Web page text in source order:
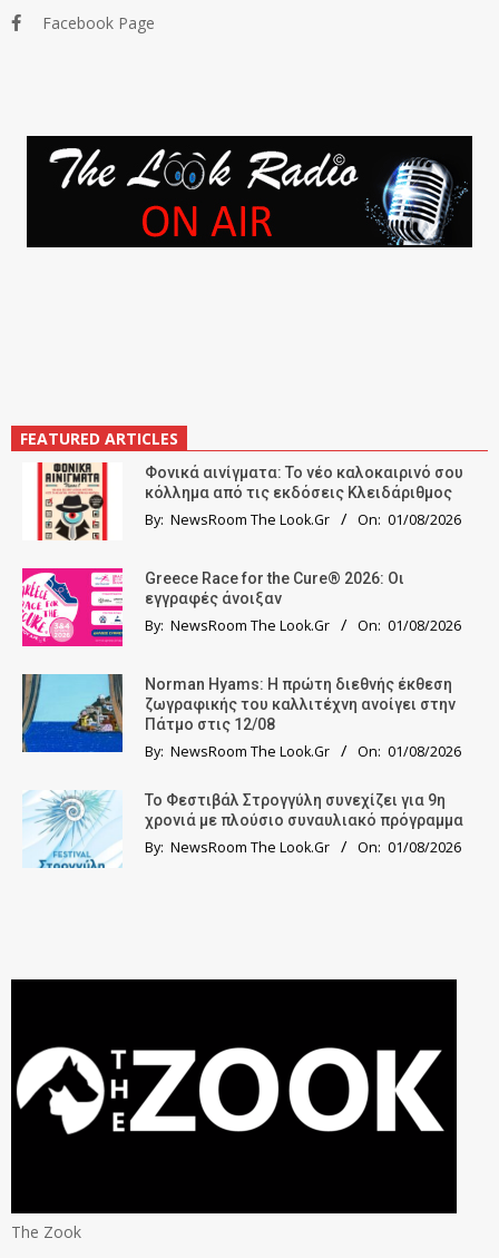
Facebook Page
FEATURED ARTICLES
Φονικά αινίγματα: Το νέο καλοκαιρινό σου
κόλλημα από τις εκδόσεις Κλειδάριθμος
By: NewsRoom The Look.Gr On: 01/08/2026
Greece Race for the Cure® 2026: Οι
εγγραφές άνοιξαν
By: NewsRoom The Look.Gr On: 01/08/2026
Norman Hyams: Η πρώτη διεθνής έκθεση
ζωγραφικής του καλλιτέχνη ανοίγει στην
Πάτμο στις 12/08
By: NewsRoom The Look.Gr On: 01/08/2026
Το Φεστιβάλ Στρογγύλη συνεχίζει για 9η
χρονιά με πλούσιο συναυλιακό πρόγραμμα
By: NewsRoom The Look.Gr On: 01/08/2026
The Zook